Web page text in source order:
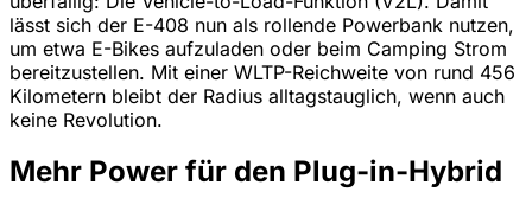
lässt sich der E-408 nun als rollende Powerbank nutzen,
um etwa E-Bikes aufzuladen oder beim Camping Strom
bereitzustellen. Mit einer WLTP-Reichweite von rund 456
Kilometern bleibt der Radius alltagstauglich, wenn auch
keine Revolution.
Mehr Power für den Plug-in-Hybrid